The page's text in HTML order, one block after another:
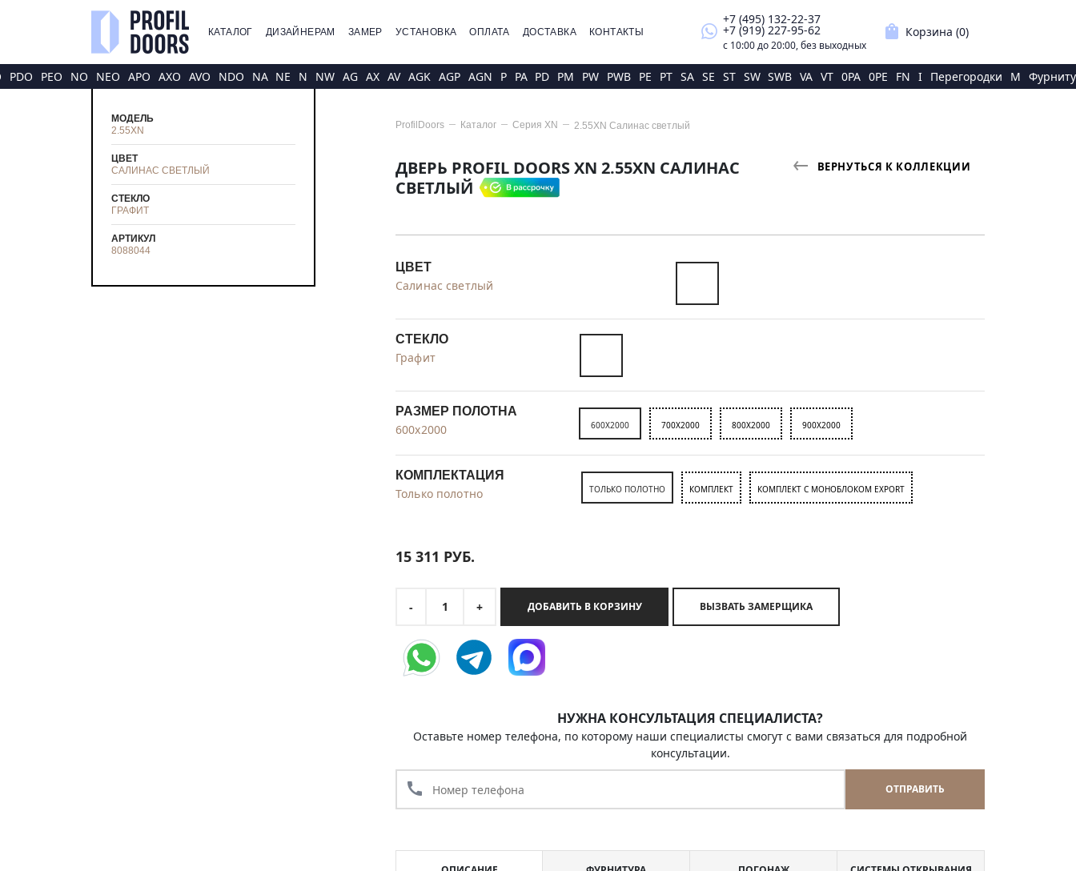
КАТАЛОГ ДИЗАЙНЕРАМ ЗАМЕР УСТАНОВКА ОПЛАТА ДОСТАВКА КОНТАКТЫ whatsapp
+7 (495) 132-22-37
+7 (919) 227-95-62
с 10:00 до 20:00, без выходных
shopping_bag Корзина (0)
PDO PEO NO NEO APO AXO AVO NDO NA NE N NW AG AX AV AGK AGP AGN P PA PD PM PW PWB PE PT SA SE ST SW SWB VA VT 0PA 0PE FN I Перегородки M
МОДЕЛЬ
2.55XN
ЦВЕТ
САЛИНАС СВЕТЛЫЙ
СТЕКЛО
ГРАФИТ
АРТИКУЛ
8088044
ProfilDoors Каталог Серия XN 2.55XN Салинас светлый
ДВЕРЬ PROFIL DOORS XN 2.55XN САЛИНАС
СВЕТЛЫЙ
ВЕРНУТЬСЯ К КОЛЛЕКЦИИ
ЦВЕТ
Салинас светлый
СТЕКЛО
Графит
РАЗМЕР ПОЛОТНА
600x2000 600X2000 700X2000 800X2000 900X2000
КОМПЛЕКТАЦИЯ
Только полотно ТОЛЬКО ПОЛОТНО КОМПЛЕКТ КОМПЛЕКТ С МОНОБЛОКОМ EXPORT
15 311 РУБ.
- 1 + ДОБАВИТЬ В КОРЗИНУ ВЫЗВАТЬ ЗАМЕРЩИКА
НУЖНА КОНСУЛЬТАЦИЯ СПЕЦИАЛИСТА?
Оставьте номер телефона, по которому наши специалисты смогут с вами связаться для подробной
консультации.
call ОТПРАВИТЬ